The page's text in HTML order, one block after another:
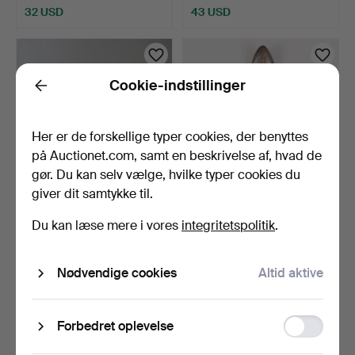
32 USD 43 USD
280 USD
Back Cookie-indstillinger
Her er de forskellige typer cookies, der benyttes
på Auctionet.com, samt en beskrivelse af, hvad de
gør. Du kan selv vælge, hvilke typer cookies du
giver dit samtykke til.
Du kan læse mere i vores integritetspolitik.
Nødvendige cookies Altid aktive
Forbedret oplevelse
storage